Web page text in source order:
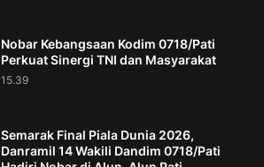
Nobar Kebangsaan Kodim 0718/Pati
Perkuat Sinergi TNI dan Masyarakat
15.39
Semarak Final Piala Dunia 2026,
Danramil 14 Wakili Dandim 0718/Pati